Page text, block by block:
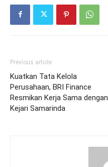
Previous article
Kuatkan Tata Kelola
Perusahaan, BRI Finance
Resmikan Kerja Sama dengan
Kejari Samarinda